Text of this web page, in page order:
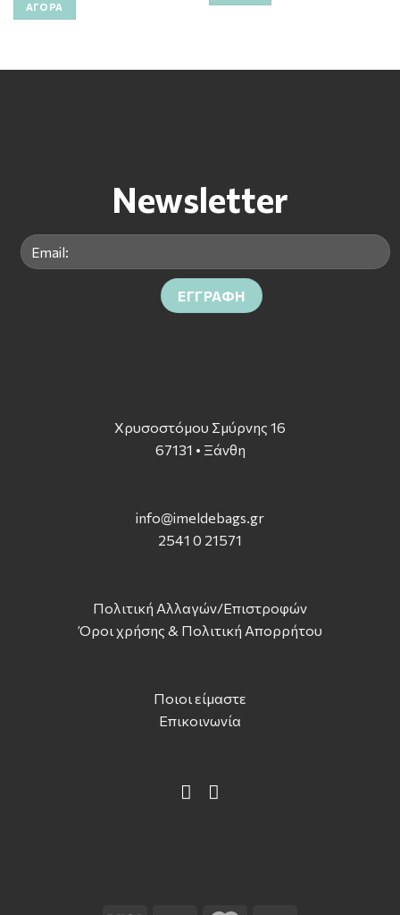
ΑΓΟΡΆ
Newsletter
Χρυσοστόμου Σμύρνης 16
67131 • Ξάνθη
info@imeldebags.gr
2541 0 21571
Πολιτική Αλλαγών/Επιστροφών
Όροι χρήσης & Πολιτική Απορρήτου
Ποιοι είμαστε
Επικοινωνία